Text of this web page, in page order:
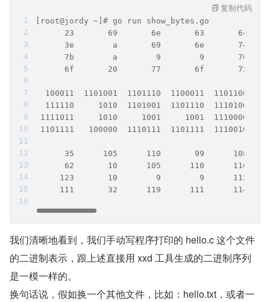
[root@jordy ~]# go run show_bytes.go
23       69       6e       63       6c
3e        a       69       6e       74
7b        a        9        9       70
6f       20       77       6f       72
100011  1101001  1101110  1100011  1101100
111110     1010  1101001  1101110  1110100
1111011     1010     1001     1001  1110000
1101111   100000  1110111  1101111  1110010
35      105      110       99      108
62       10      105      110      116
123       10        9        9      112
111       32      119      111      114
复制代码
我们清晰地看到，我们手动写程序打印的 hello.c 这个文件
的二进制表示，跟上述直接用 xxd 工具生成的二进制序列
是一模一样的。
换句话说，假如换一个其他文件，比如：hello.txt，或者一